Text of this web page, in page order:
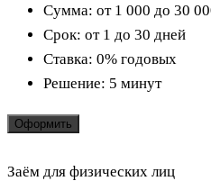
Сумма: от 1 000 до 30
Срок: от 1 до 30 дней
Ставка: 0% годовых
Решение: 5 минут
Оформить
Заём для физических лиц